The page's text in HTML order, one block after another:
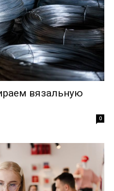
вязальную
0